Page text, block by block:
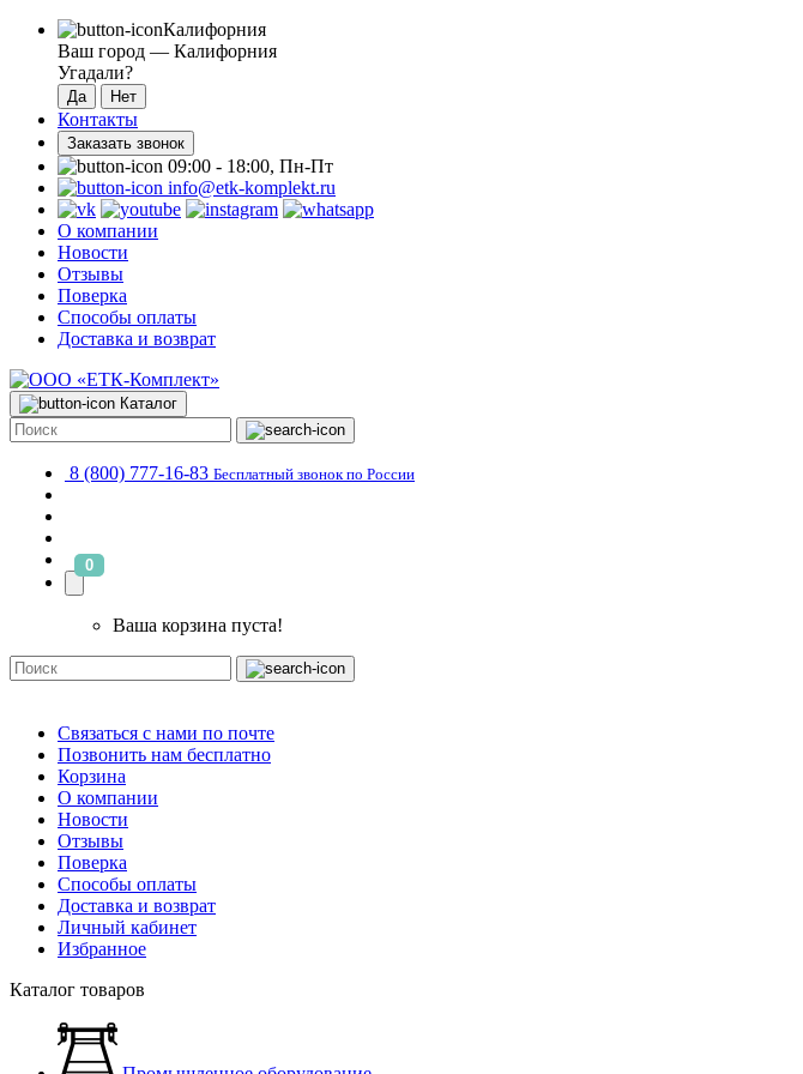
Калифорния
Ваш город — Калифорния
Угадали?
Контакты
Заказать звонок
09:00 - 18:00, Пн-Пт
info@etk-komplekt.ru
О компании
Новости
Отзывы
Поверка
Способы оплаты
Доставка и возврат
Каталог
8 (800) 777-16-83 Бесплатный звонок по России
0
Ваша корзина пуста!
Связаться с нами по почте
Позвонить нам бесплатно
Корзина
О компании
Новости
Отзывы
Поверка
Способы оплаты
Доставка и возврат
Личный кабинет
Избранное
Каталог товаров